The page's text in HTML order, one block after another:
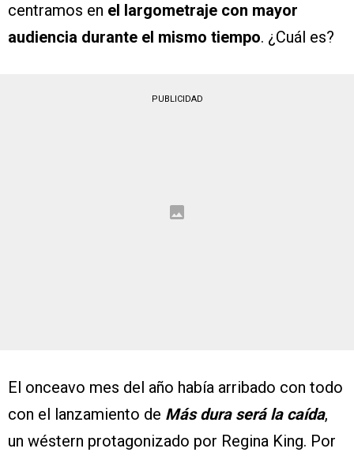
centramos en el largometraje con mayor
audiencia durante el mismo tiempo. ¿Cuál es?
PUBLICIDAD
El onceavo mes del año había arribado con todo
con el lanzamiento de Más dura será la caída,
un wéstern protagonizado por Regina King. Por